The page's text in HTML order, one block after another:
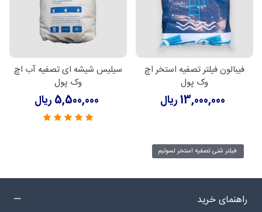
فیبالون فیلتر تصفیه استخر اچ
وک پول
13,000,000 ریال
سیلیس شیشه ای تصفیه آب اچ
وک پول
5,500,000 ریال
فیلتر شنی تصفیه استخر لسوئیم
راهنمای خرید